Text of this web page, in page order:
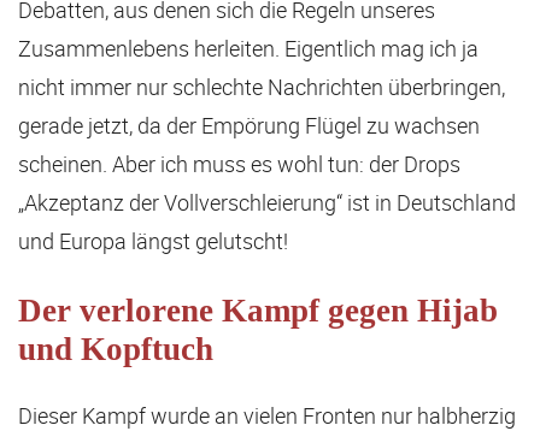
Debatten, aus denen sich die Regeln unseres
Zusammenlebens herleiten. Eigentlich mag ich ja
nicht immer nur schlechte Nachrichten überbringen,
gerade jetzt, da der Empörung Flügel zu wachsen
scheinen. Aber ich muss es wohl tun: der Drops
„Akzeptanz der Vollverschleierung“ ist in Deutschland
und Europa längst gelutscht!
Der verlorene Kampf gegen Hijab
und Kopftuch
Dieser Kampf wurde an vielen Fronten nur halbherzig